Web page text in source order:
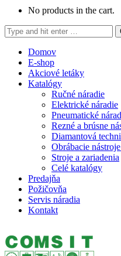
No products in the cart.
Search:
Domov
E-shop
Akciové letáky
Katalógy
Ručné náradie
Elektrické náradie
Pneumatické
Rezné a brúsne
Diamantová
Obrábacie
Stroje a zariadenia
Celé katalógy
Predajňa
Požičovňa
Servis náradia
Kontakt